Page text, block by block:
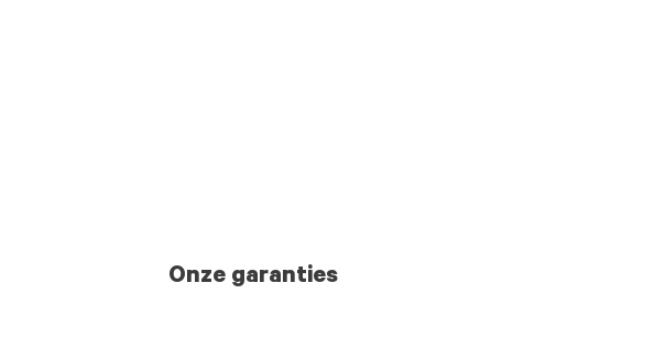
Onze garanties